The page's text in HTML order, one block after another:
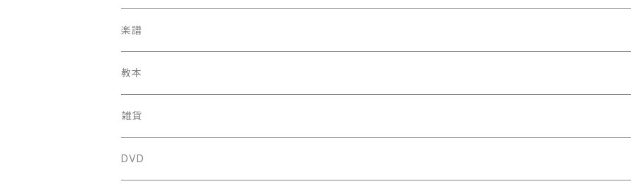
鍋島元子関連CD
中古CD
中古LP
鍋島元子関連LP
古楽以外
中古LP
古楽関係
中古本
新古本
古楽以外
中古本
中古本
楽譜
古楽関係
スコア
鍵盤用
古楽以外
スコア
教本
古楽関係
古楽以外
雑貨
トートバッグ
DVD